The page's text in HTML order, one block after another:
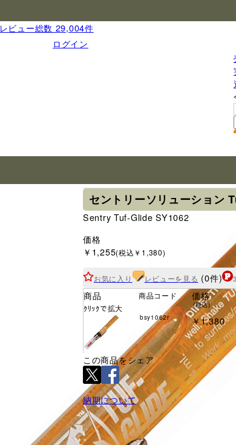
レビュー総数 29,004件
ログイン
セントリーソリューション
Sentry Tuf-Glide SY1062
価格
￥1,255(税込￥1,380)
お気に入り レビューを見る (0件)
商品
ｸﾘｯｸで拡大
商品コード 価格
(税込)
bsy1062r ￥1,380
この商品をシェア
納期について